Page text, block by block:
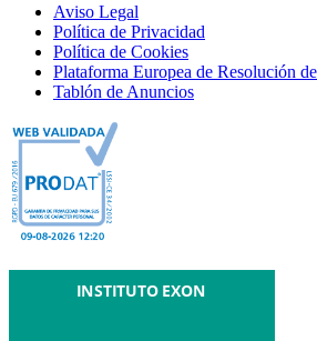
Aviso Legal
Política de Privacidad
Política de Cookies
Plataforma Europea de Resolución
Tablón de Anuncios